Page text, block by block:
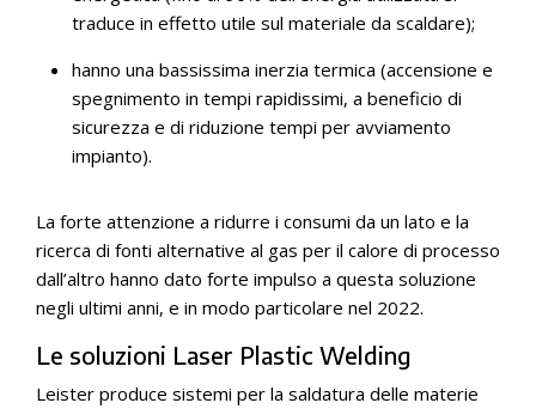
traduce in effetto utile sul materiale da scaldare);
hanno una bassissima inerzia termica (accensione e
spegnimento in tempi rapidissimi, a beneficio di
sicurezza e di riduzione tempi per avviamento
impianto).
La forte attenzione a ridurre i consumi da un lato e la
ricerca di fonti alternative al gas per il calore di processo
dall’altro hanno dato forte impulso a questa soluzione
negli ultimi anni, e in modo particolare nel 2022.
Le soluzioni Laser Plastic Welding
Leister produce sistemi per la saldatura delle materie